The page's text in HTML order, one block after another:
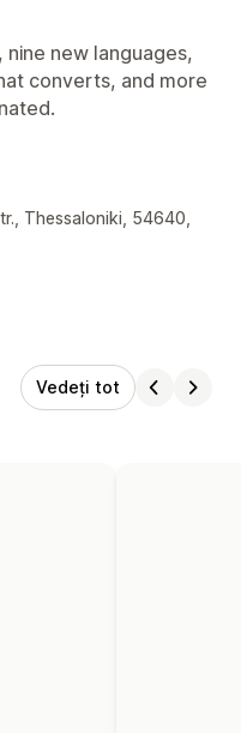
new languages,
converts, and more
Thessaloniki, 54640,
Vedeți tot